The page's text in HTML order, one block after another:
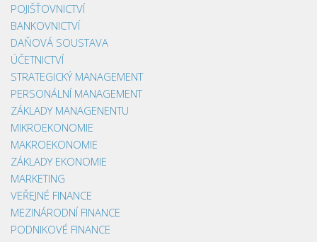
POJIŠŤOVNICTVÍ
BANKOVNICTVÍ
DAŇOVÁ SOUSTAVA
ÚČETNICTVÍ
STRATEGICKÝ MANAGEMENT
PERSONÁLNÍ MANAGEMENT
ZÁKLADY MANAGENENTU
MIKROEKONOMIE
MAKROEKONOMIE
ZÁKLADY EKONOMIE
MARKETING
VEŘEJNÉ FINANCE
MEZINÁRODNÍ FINANCE
PODNIKOVÉ FINANCE